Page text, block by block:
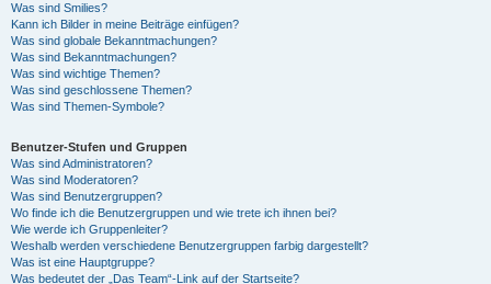
Was sind Smilies?
Kann ich Bilder in meine Beiträge einfügen?
Was sind globale Bekanntmachungen?
Was sind Bekanntmachungen?
Was sind wichtige Themen?
Was sind geschlossene Themen?
Was sind Themen-Symbole?
Benutzer-Stufen und Gruppen
Was sind Administratoren?
Was sind Moderatoren?
Was sind Benutzergruppen?
Wo finde ich die Benutzergruppen und wie trete ich ihnen bei?
Wie werde ich Gruppenleiter?
Weshalb werden verschiedene Benutzergruppen farbig dargestellt?
Was ist eine Hauptgruppe?
Was bedeutet der „Das Team“-Link auf der Startseite?